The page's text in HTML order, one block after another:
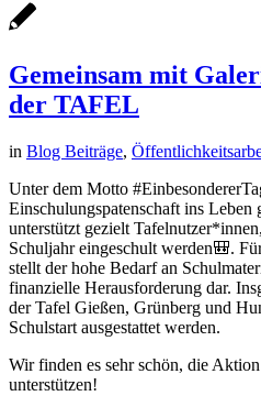
Gemeinsam mit
der TAFEL
in Blog Beiträge,
Unter dem Motto
Einschulungspatenschaft ins
unterstützt gezielt
Schuljahr eingeschult werden🎒.
stellt der hohe Bedarf an
finanzielle Herausforderung dar.
der Tafel Gießen, Grünberg und
Schulstart ausgestattet werden.
Wir finden es sehr schön, die
unterstützen!